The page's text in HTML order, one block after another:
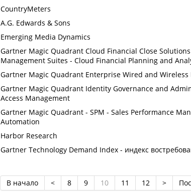
CountryMeters
A.G. Edwards & Sons
Emerging Media Dynamics
Gartner Magic Quadrant Cloud Financial Close
Management Suites - Cloud Financial Planning and
Gartner Magic Quadrant Enterprise Wired and
Gartner Magic Quadrant Identity Governance and
Access Management
Gartner Magic Quadrant - SPM - Sales Performance
Automation
Harbor Research
Gartner Technology Demand Index - индекс
В начало < 8 9 10 11 12 >